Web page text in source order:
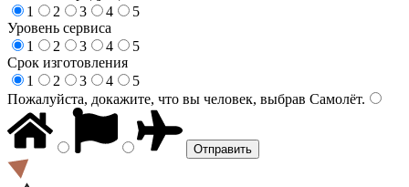
1
2 3 4
5
Уровень сервиса
1
2 3 4
5
Срок изготовления
1
2 3 4
5
Пожалуйста, докажите, что вы человек, выбрав Самолёт.